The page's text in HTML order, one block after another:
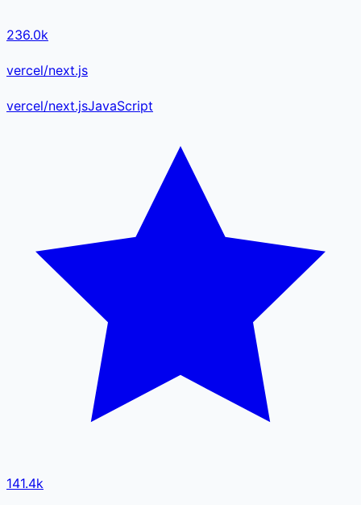
236.0k
vercel/next.js
vercel/next.jsJavaScript
141.4k